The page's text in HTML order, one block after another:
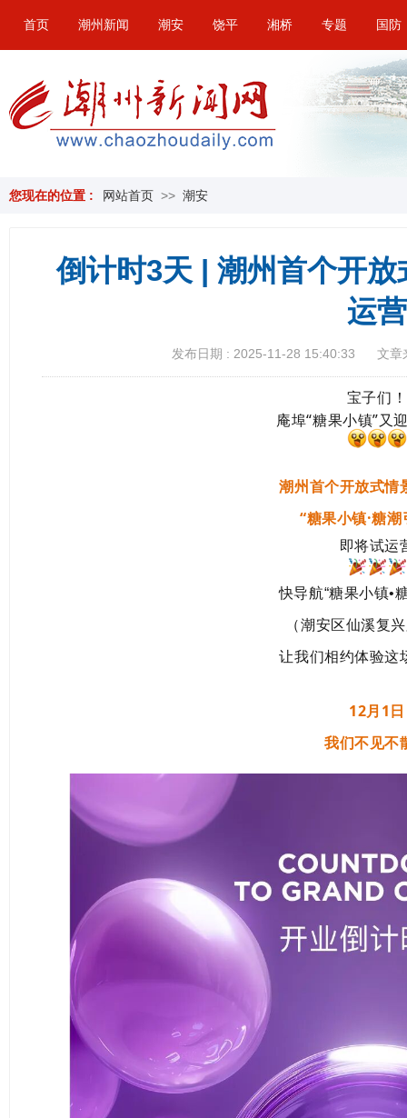
首页 潮州新闻 潮安 饶平 湘桥 专题 国防
您现在的位置 : 网站首页 >> 潮安
倒计时3天 | 潮州首个开
运营
发布日期 : 2025-11-28 15:40:33 文章
宝子们！
庵埠“糖果小镇”又
潮州首个开放式情
“糖果小镇·糖
即将试运
快导航“糖果小镇•
（潮安区仙溪复
让我们相约体验这
12月1日
我们不见不